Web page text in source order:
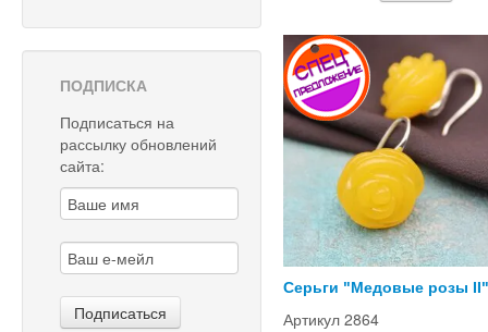
ПОДПИСКА
Подписаться на
рассылку обновлений
сайта:
Серьги "Медовые розы II"
Артикул 2864